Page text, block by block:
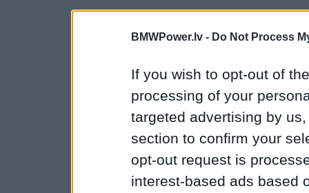
BMWPower.lv - Do Not Process
If you wish to opt-out of
processing of your
targeted advertising by
section to confirm your
opt-out request is
interest-based ads based